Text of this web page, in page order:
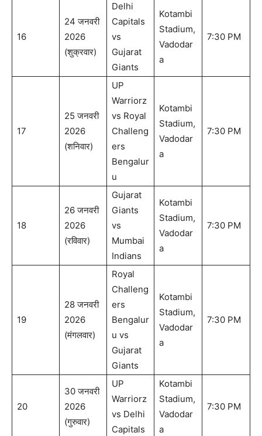
16
24 जनवरी
2026
(शुक्रवार)
Delhi
Capitals
vs
Gujarat
Giants
Kotambi
Stadium,
Vadodar
a
7:30 PM
17
25 जनवरी
2026
(शनिवार)
UP
Warriorz
vs Royal
Challeng
ers
Bengalur
u
Kotambi
Stadium,
Vadodar
a
7:30 PM
18
26 जनवरी
2026
(रविवार)
Gujarat
Giants
vs
Mumbai
Indians
Kotambi
Stadium,
Vadodar
a
7:30 PM
19
28 जनवरी
2026
(मंगलवार)
Royal
Challeng
ers
Bengalur
u vs
Gujarat
Giants
Kotambi
Stadium,
Vadodar
a
7:30 PM
20
30 जनवरी
2026
(गुरुवार)
UP
Warriorz
vs Delhi
Capitals
Kotambi
Stadium,
Vadodar
a
7:30 PM